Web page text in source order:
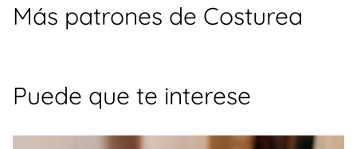
Más patrones de Costurea
Puede que te interese